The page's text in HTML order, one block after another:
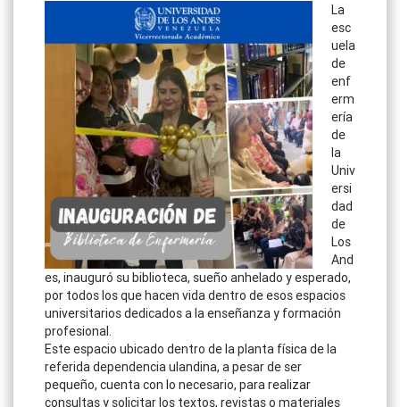
La
esc
uela
de
enf
erm
ería
de
la
Univ
ersi
dad
de
Los
And
es, inauguró su biblioteca, sueño anhelado y esperado,
por todos los que hacen vida dentro de esos espacios
universitarios dedicados a la enseñanza y formación
profesional.
Este espacio ubicado dentro de la planta física de la
referida dependencia ulandina, a pesar de ser
pequeño, cuenta con lo necesario, para realizar
consultas y solicitar los textos, revistas o materiales